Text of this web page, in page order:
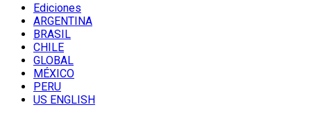
Ediciones
ARGENTINA
BRASIL
CHILE
GLOBAL
MÉXICO
PERU
US ENGLISH